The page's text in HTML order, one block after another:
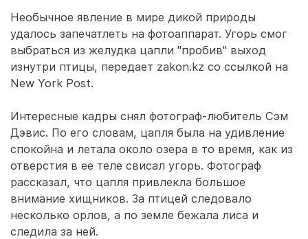
Необычное явление в мире дикой природы
удалось запечатлеть на фотоаппарат. Угорь смог
выбраться из желудка цапли "пробив" выход
изнутри птицы, передает zakon.kz со ссылкой на
New York Post.
Интересные кадры снял фотограф-любитель Сэм
Дэвис. По его словам, цапля была на удивление
спокойна и летала около озера в то время, как из
отверстия в ее теле свисал угорь. Фотограф
рассказал, что цапля привлекла большое
внимание хищников. За птицей следовало
несколько орлов, а по земле бежала лиса и
следила за ней.